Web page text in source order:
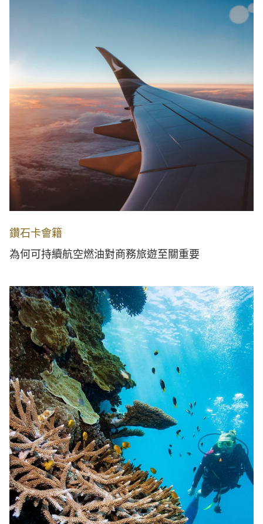
鑽石卡會籍
為何可持續航空燃油對商務旅遊至關重要